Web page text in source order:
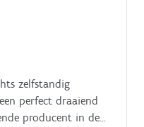
zelfstandig
perfect draaiend
producent in de